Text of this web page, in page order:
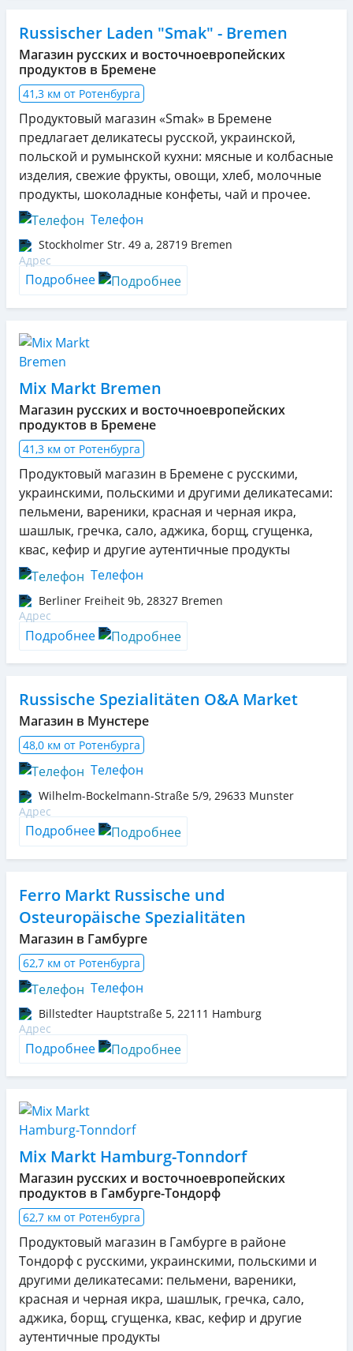
Russischer Laden "Smak" - Bremen
Магазин русских и восточноевропейских
продуктов в Бремене
41,3 км от Ротенбурга
Продуктовый магазин «Smak» в Бремене
предлагает деликатесы русской, украинской,
польской и румынской кухни: мясные и колбасные
изделия, свежие фрукты, овощи, хлеб, молочные
продукты, шоколадные конфеты, чай и прочее.
Телефон
Stockholmer Str. 49 a, 28719 Bremen
Подробнее
Mix Markt Bremen
Магазин русских и восточноевропейских
продуктов в Бремене
41,3 км от Ротенбурга
Продуктовый магазин в Бремене с русскими,
украинскими, польскими и другими деликатесами:
пельмени, вареники, красная и черная икра,
шашлык, гречка, сало, аджика, борщ, сгущенка,
квас, кефир и другие аутентичные продукты
Телефон
Berliner Freiheit 9b, 28327 Bremen
Подробнее
Russische Spezialitäten O&A Market
Магазин в Мунстере
48,0 км от Ротенбурга
Телефон
Wilhelm-Bockelmann-Straße 5/9, 29633 Munster
Подробнее
Ferro Markt Russische und
Osteuropäische Spezialitäten
Магазин в Гамбурге
62,7 км от Ротенбурга
Телефон
Billstedter Hauptstraße 5, 22111 Hamburg
Подробнее
Mix Markt Hamburg-Tonndorf
Магазин русских и восточноевропейских
продуктов в Гамбурге-Тондорф
62,7 км от Ротенбурга
Продуктовый магазин в Гамбурге в районе
Тондорф с русскими, украинскими, польскими и
другими деликатесами: пельмени, вареники,
красная и черная икра, шашлык, гречка, сало,
аджика, борщ, сгущенка, квас, кефир и другие
аутентичные продукты